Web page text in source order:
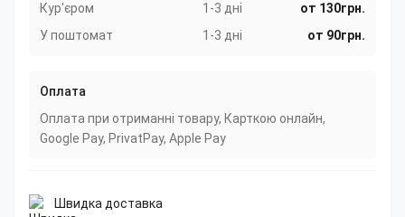
Кур'єром
1-3 дні
от 130грн.
У поштомат
1-3 дні от 90грн.
Оплата
Оплата при отриманні товару, Карткою онлайн,
Google Pay, PrivatPay, Apple Pay
Швидка доставка